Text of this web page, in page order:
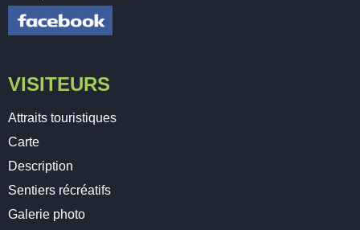
VISITEURS
Attraits touristiques
Carte
Description
Sentiers récréatifs
Galerie photo